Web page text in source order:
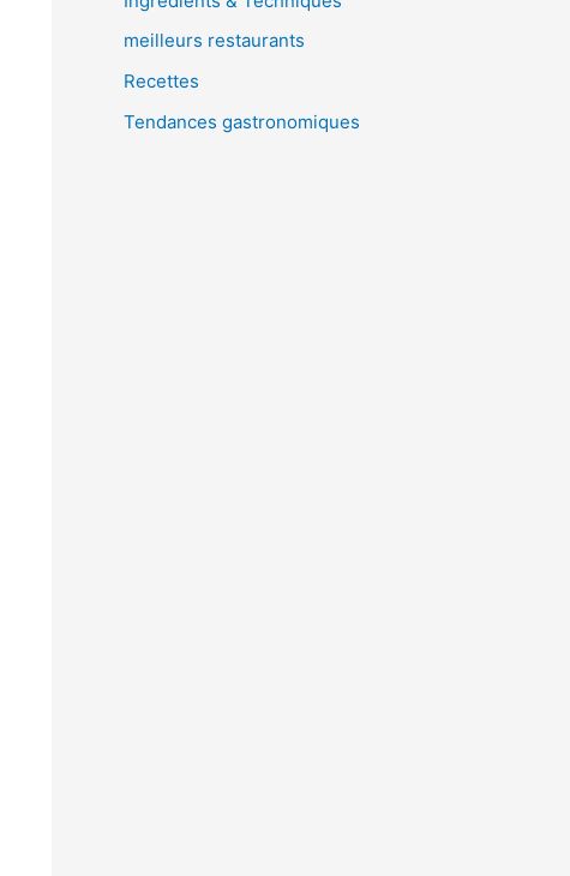
meilleurs restaurants
Recettes
Tendances gastronomiques